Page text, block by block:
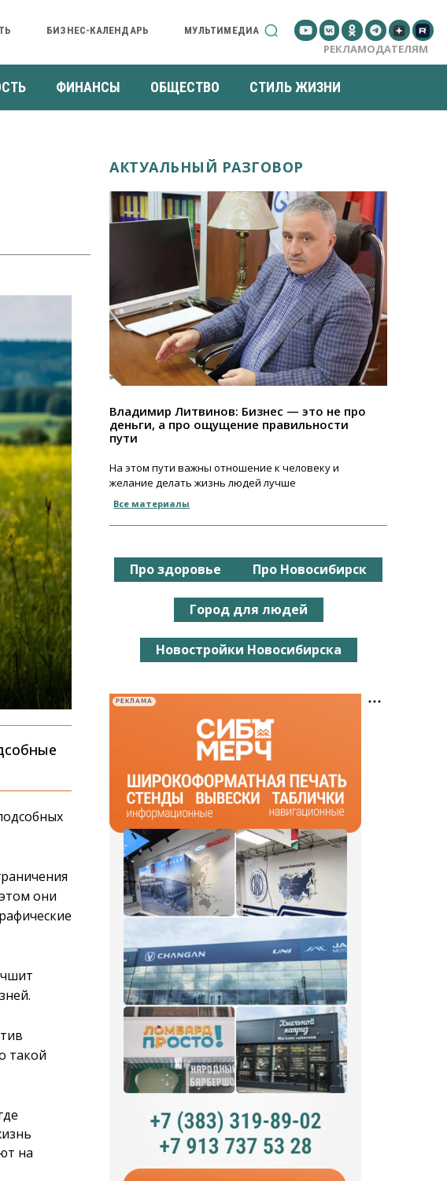
БИЗНЕС-КАЛЕНДАРЬ МУЛЬТИМЕДИА
РЕКЛАМОДАТЕЛЯМ
ФИНАНСЫ ОБЩЕСТВО СТИЛЬ ЖИЗНИ
они
такой
на
АКТУАЛЬНЫЙ РАЗГОВОР
Владимир Литвинов: Бизнес — это не про
деньги, а про ощущение правильности
пути
На этом пути важны отношение к человеку и
желание делать жизнь людей лучше
Все материалы
Про здоровье Про Новосибирск
Город для людей
Новостройки Новосибирска
РЕКЛАМА